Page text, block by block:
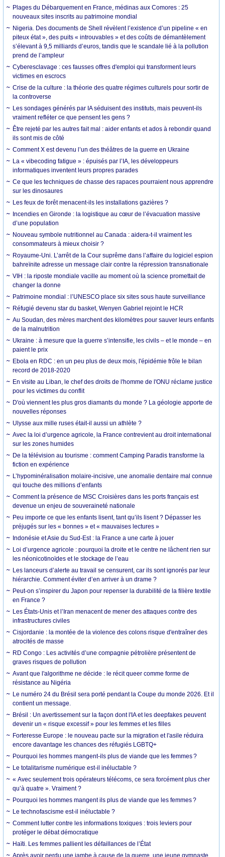
Plages du Débarquement en France, médinas aux Comores : 25
nouveaux sites inscrits au patrimoine mondial
Nigeria. Des documents de Shell révèlent l’existence d’un pipeline « en
piteux état », des puits « introuvables » et des coûts de démantèlement
s’élevant à 9,5 milliards d’euros, tandis que le scandale lié à la pollution
prend de l’ampleur
Cyberesclavage : ces fausses offres d'emploi qui transforment leurs
victimes en escrocs
Crise de la culture : la théorie des quatre régimes culturels pour sortir de
la controverse
Les sondages générés par IA séduisent des instituts, mais peuvent-ils
vraiment refléter ce que pensent les gens ?
Être rejeté par les autres fait mal : aider enfants et ados à rebondir quand
ils sont mis de côté
Comment X est devenu l’un des théâtres de la guerre en Ukraine
La « vibecoding fatigue » : épuisés par l’IA, les développeurs
informatiques inventent leurs propres parades
Ce que les techniques de chasse des rapaces pourraient nous apprendre
sur les dinosaures
Les feux de forêt menacent-ils les installations gazières ?
Incendies en Gironde : la logistique au cœur de l’évacuation massive
d’une population
Nouveau symbole nutritionnel au Canada : aidera-t-il vraiment les
consommateurs à mieux choisir ?
Royaume-Uni. L’arrêt de la Cour suprême dans l’affaire du logiciel espion
bahreïnite adresse un message clair contre la répression transnationale
VIH : la riposte mondiale vacille au moment où la science promettait de
changer la donne
Patrimoine mondial : l’UNESCO place six sites sous haute surveillance
Réfugié devenu star du basket, Wenyen Gabriel rejoint le HCR
Au Soudan, des mères marchent des kilomètres pour sauver leurs enfants
de la malnutrition
Ukraine : à mesure que la guerre s’intensifie, les civils – et le monde – en
paient le prix
Ebola en RDC : en un peu plus de deux mois, l'épidémie frôle le bilan
record de 2018-2020
En visite au Liban, le chef des droits de l'homme de l'ONU réclame justice
pour les victimes du conflit
D'où viennent les plus gros diamants du monde ? La géologie apporte de
nouvelles réponses
Ulysse aux mille ruses était-il aussi un athlète ?
Avec la loi d’urgence agricole, la France contrevient au droit international
sur les zones humides
De la télévision au tourisme : comment Camping Paradis transforme la
fiction en expérience
L’hypominéralisation molaire-incisive, une anomalie dentaire mal connue
qui touche des millions d’enfants
Comment la présence de MSC Croisières dans les ports français est
devenue un enjeu de souveraineté nationale
Peu importe ce que les enfants lisent, tant qu’ils lisent ? Dépasser les
préjugés sur les « bonnes » et « mauvaises lectures »
Indonésie et Asie du Sud-Est : la France a une carte à jouer
Loi d’urgence agricole : pourquoi la droite et le centre ne lâchent rien sur
les néonicotinoïdes et le stockage de l’eau
Les lanceurs d’alerte au travail se censurent, car ils sont ignorés par leur
hiérarchie. Comment éviter d’en arriver à un drame ?
Peut-on s’inspirer du Japon pour repenser la durabilité de la filière textile
en France ?
Les États-Unis et l’Iran menacent de mener des attaques contre des
infrastructures civiles
Cisjordanie : la montée de la violence des colons risque d'entraîner des
atrocités de masse
RD Congo : Les activités d’une compagnie pétrolière présentent de
graves risques de pollution
Avant que l'algorithme ne décide : le récit queer comme forme de
résistance au Nigéria
Le numéro 24 du Brésil sera porté pendant la Coupe du monde 2026. Et il
contient un message.
Brésil : Un avertissement sur la façon dont l'IA et les deepfakes peuvent
devenir un « risque excessif » pour les femmes et les filles
Forteresse Europe : le nouveau pacte sur la migration et l'asile réduira
encore davantage les chances des réfugiés LGBTQ+
Pourquoi les hommes mangent-ils plus de viande que les femmes ?
Le totalitarisme numérique est-il inéluctable ?
« Avec seulement trois opérateurs télécoms, ce sera forcément plus cher
qu’à quatre ». Vraiment ?
Pourquoi les hommes mangent ils plus de viande que les femmes ?
Le technofascisme est-il inéluctable ?
Comment lutter contre les informations toxiques : trois leviers pour
protéger le débat démocratique
Haïti. Les femmes pallient les défaillances de l’État
Après avoir perdu une jambe à cause de la guerre, une jeune gymnaste